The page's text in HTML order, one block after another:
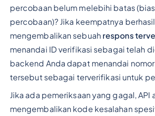
percobaan belum melebihi batas
percobaan)? Jika keempatnya
mengembalikan sebuah respons
menandai ID verifikasi sebagai telah
backend Anda dapat menandai
tersebut sebagai terverifikasi untuk
Jika ada pemeriksaan yang gagal, API
mengembalikan kode kesalahan